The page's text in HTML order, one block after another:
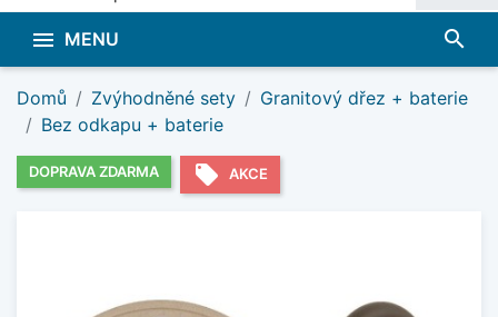
 MENU search
Domů Zvýhodněné sety
Granitový dřez + baterie
Bez odkapu + baterie
DOPRAVA ZDARMA local_offer AKCE